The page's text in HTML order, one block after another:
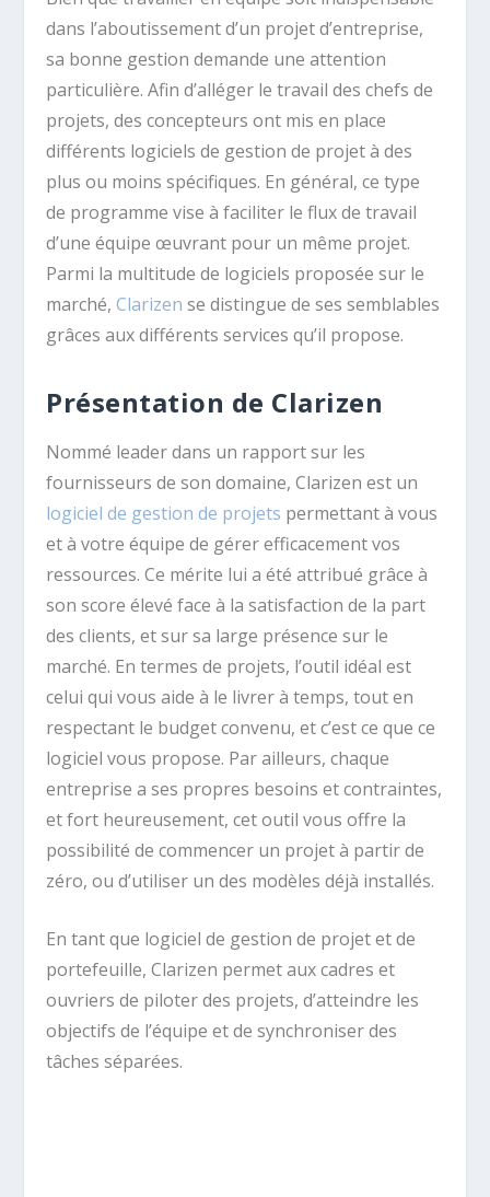
dans l’aboutissement d’un projet d’entreprise,
sa bonne gestion demande une attention
particulière. Afin d’alléger le travail des chefs de
projets, des concepteurs ont mis en place
différents logiciels de gestion de projet à des
plus ou moins spécifiques. En général, ce type
de programme vise à faciliter le flux de travail
d’une équipe œuvrant pour un même projet.
Parmi la multitude de logiciels proposée sur le
marché,Clarizen se distingue de ses semblables
grâces aux différents services qu’il propose.
Présentation de Clarizen
Nommé leader dans un rapport sur les
fournisseurs de son domaine, Clarizen est un
logiciel de gestion de projets permettant à vous
et à votre équipe de gérer efficacement vos
ressources. Ce mérite lui a été attribué grâce à
son score élevé face à la satisfaction de la part
des clients, et sur sa large présence sur le
marché. En termes de projets, l’outil idéal est
celui qui vous aide à le livrer à temps, tout en
respectant le budget convenu, et c’est ce que ce
logiciel vous propose. Par ailleurs, chaque
entreprise a ses propres besoins et contraintes,
et fort heureusement, cet outil vous offre la
possibilité de commencer un projet à partir de
zéro, ou d’utiliser un des modèles déjà installés.
En tant que logiciel de gestion de projet et de
portefeuille, Clarizen permet aux cadres et
ouvriers de piloter des projets, d’atteindre les
objectifs de l’équipe et de synchroniser des
tâches séparées.